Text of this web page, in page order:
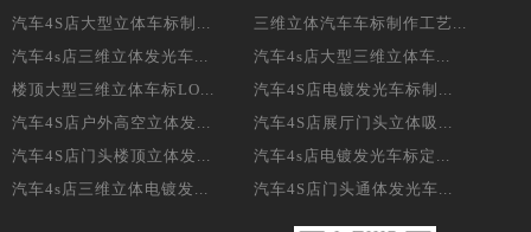
汽车4S店大型立体车标制...
三维立体汽车车标制作工艺...
汽车4s店三维立体发光车...
汽车4s店大型三维立体车...
楼顶大型三维立体车标LO...
汽车4S店电镀发光车标制...
汽车4S店户外高空立体发...
汽车4S店展厅门头立体吸...
汽车4S店门头楼顶立体发...
汽车4s店电镀发光车标定...
汽车4s店三维立体电镀发...
汽车4S店门头通体发光车...